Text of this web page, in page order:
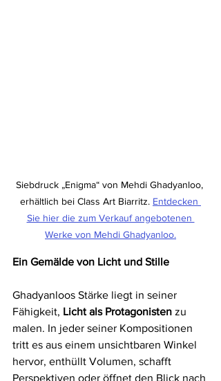
Siebdruck „Enigma“ von Mehdi Ghadyanloo,
erhältlich bei Class Art Biarritz. Entdecken
Sie hier die zum Verkauf angebotenen
Werke von Mehdi Ghadyanloo.
Ein Gemälde von Licht und Stille
Ghadyanloos Stärke liegt in seiner
Fähigkeit, Licht als Protagonisten zu
malen. In jeder seiner Kompositionen
tritt es aus einem unsichtbaren Winkel
hervor, enthüllt Volumen, schafft
Perspektiven oder öffnet den Blick nach